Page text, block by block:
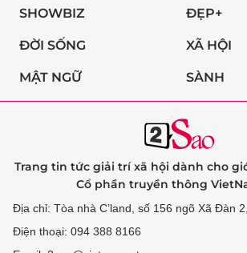
SHOWBIZ ĐẸP+
ĐỜI SỐNG XÃ HỘI
MẬT NGỮ SÀNH
Trang tin tức giải trí xã hội dành cho
Cổ phần truyền thông
Địa chỉ: Tòa nhà C’land, số 156 ngõ Xã Đàn
Điện thoại: 094 388 8166